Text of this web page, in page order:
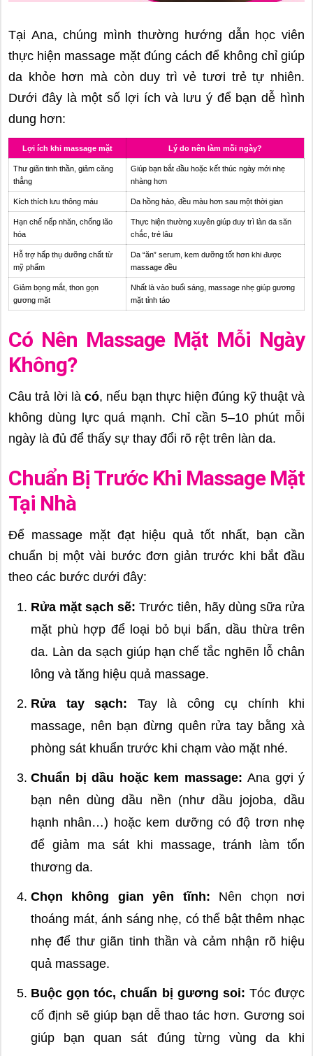
Tại Ana, chúng mình thường hướng dẫn học viên
thực hiện massage mặt đúng cách để không chỉ giúp
da khỏe hơn mà còn duy trì vẻ tươi trẻ tự nhiên.
Dưới đây là một số lợi ích và lưu ý để bạn dễ hình
dung hơn:
Lợi ích khi massage mặt Lý do nên làm mỗi ngày?
Thư giãn tinh thần, giảm căng
thẳng
Giúp bạn bắt đầu hoặc kết thúc ngày mới nhẹ
nhàng hơn
Kích thích lưu thông máu Da hồng hào, đều màu hơn sau một thời gian
Hạn chế nếp nhăn, chống lão
hóa
Thực hiện thường xuyên giúp duy trì làn da săn
chắc, trẻ lâu
Hỗ trợ hấp thụ dưỡng chất từ
mỹ phẩm
Da “ăn” serum, kem dưỡng tốt hơn khi được
massage đều
Giảm bọng mắt, thon gọn
gương mặt
Nhất là vào buổi sáng, massage nhẹ giúp gương
mặt tỉnh táo
Có Nên Massage Mặt Mỗi Ngày
Không?
Câu trả lời là có, nếu bạn thực hiện đúng kỹ thuật và
không dùng lực quá mạnh. Chỉ cần 5–10 phút mỗi
ngày là đủ để thấy sự thay đổi rõ rệt trên làn da.
Chuẩn Bị Trước Khi Massage Mặt
Tại Nhà
Để massage mặt đạt hiệu quả tốt nhất, bạn cần
chuẩn bị một vài bước đơn giản trước khi bắt đầu
theo các bước dưới đây:
Rửa mặt sạch sẽ:Trước tiên, hãy dùng sữa rửa
mặt phù hợp để loại bỏ bụi bẩn, dầu thừa trên
da. Làn da sạch giúp hạn chế tắc nghẽn lỗ chân
lông và tăng hiệu quả massage.
Rửa tay sạch: Tay là công cụ chính khi
massage, nên bạn đừng quên rửa tay bằng xà
phòng sát khuẩn trước khi chạm vào mặt nhé.
Chuẩn bị dầu hoặc kem massage: Ana gợi ý
bạn nên dùng dầu nền (như dầu jojoba, dầu
hạnh nhân…) hoặc kem dưỡng có độ trơn nhẹ
để giảm ma sát khi massage, tránh làm tổn
thương da.
Chọn không gian yên tĩnh: Nên chọn nơi
thoáng mát, ánh sáng nhẹ, có thể bật thêm nhạc
nhẹ để thư giãn tinh thần và cảm nhận rõ hiệu
quả massage.
Buộc gọn tóc, chuẩn bị gương soi: Tóc được
cố định sẽ giúp bạn dễ thao tác hơn. Gương soi
giúp bạn quan sát đúng từng vùng da khi